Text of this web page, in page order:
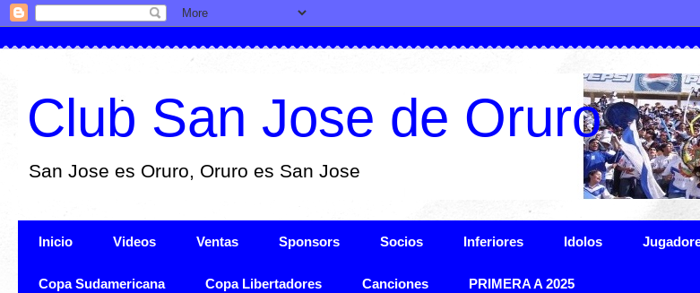
Club San Jose de Oruro
San Jose es Oruro, Oruro es San Jose
Inicio Videos Ventas Sponsors Socios Inferiores Idolos
Copa Sudamericana Copa Libertadores Canciones PRIMERA A 2025